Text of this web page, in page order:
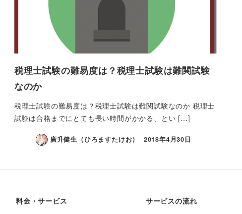
税理士試験の難易度は？税理士試験は難関試験
なのか
税理士試験の難易度は？税理士試験は難関試験なのか 税理士
試験は合格までにとても長い時間がかかる、とい […]
廣升健生（ひろますたけお） 2018年4月30日
料金・サービス サービスの流れ